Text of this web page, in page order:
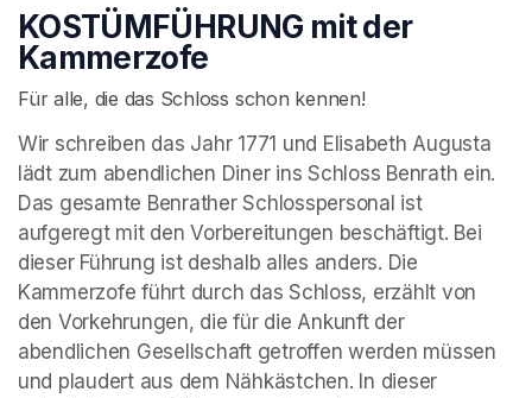
KOSTÜMFÜHRUNG mit der
Kammerzofe
Für alle, die das Schloss schon kennen!
Wir schreiben das Jahr 1771 und Elisabeth Augusta
lädt zum abendlichen Diner ins Schloss Benrath ein.
Das gesamte Benrather Schlosspersonal ist
aufgeregt mit den Vorbereitungen beschäftigt. Bei
dieser Führung ist deshalb alles anders. Die
Kammerzofe führt durch das Schloss, erzählt von
den Vorkehrungen, die für die Ankunft der
abendlichen Gesellschaft getroffen werden müssen
und plaudert aus dem Nähkästchen. In dieser